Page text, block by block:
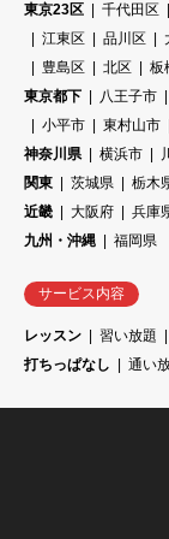
東京23区 千代田区
江東区
品川区
豊島区
北区 板
東京都下
八王子市
小平市
東村山市
神奈川県
横浜市
関東
茨城県 栃木
近畿
大阪府
兵庫
九州・沖縄
福岡県
サービス内容
レッスン 習い放題
打ちっぱなし
通い